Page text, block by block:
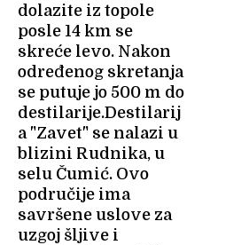
dolazite iz topole
posle 14 km se
skreće levo. Nakon
određenog skretanja
se putuje jo 500 m do
destilarije.Destilarij
a "Zavet" se nalazi u
blizini Rudnika, u
selu Čumić. Ovo
područije ima
savršene uslove za
uzgoj šljive i